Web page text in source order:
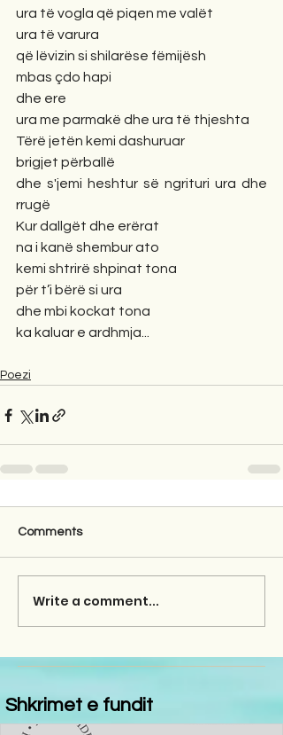
ura të vogla që piqen me valët
ura të varura
që lëvizin si shilarëse fëmijësh
mbas çdo hapi
dhe ere
ura me parmakë dhe ura të thjeshta
Tërë jetën kemi dashuruar
brigjet përballë
dhe s'jemi heshtur së ngrituri ura dhe
rrugë
Kur dallgët dhe erërat
na i kanë shembur ato
kemi shtrirë shpinat tona
për t’i bërë si ura
dhe mbi kockat tona
ka kaluar e ardhmja...
Poezi
Comments
Write a comment...
Shkrimet e fundit